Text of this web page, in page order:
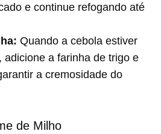
e continue refogando até
Quando a cebola estiver
adicione a farinha de trigo e
a cremosidade do
de Milho